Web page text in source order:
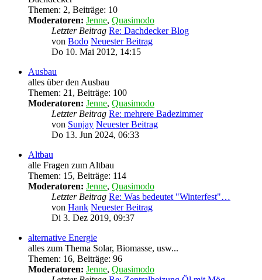
Themen: 2, Beiträge: 10
Moderatoren: Jenne, Quasimodo
Letzter Beitrag Re: Dachdecker Blog
von Bodo Neuester Beitrag
Do 10. Mai 2012, 14:15
Ausbau
alles über den Ausbau
Themen: 21 , Beiträge: 100
Moderatoren: Jenne, Quasimodo
Letzter Beitrag Re: mehrere Badezimmer
von Sunjay Neuester Beitrag
Do 13. Jun 2024, 06:33
Altbau
alle Fragen zum Altbau
Themen: 15, Beiträge: 114
Moderatoren: Jenne, Quasimodo
Letzter Beitrag Re: Was bedeutet "Winterfest"…
von Hank Neuester Beitrag
Di 3. Dez 2019, 09:37
alternative Energie
alles zum Thema Solar, Biomasse, usw...
Themen: 16, Beiträge: 96
Moderatoren: Jenne, Quasimodo